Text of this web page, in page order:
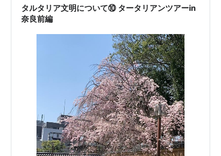
今回始めて木津川自転車道の北側を走りましたが、北側
のほうが道幅が広くて走りやすいで…
タルタリア文明について⑩ タータリアンツアーin
奈良前編